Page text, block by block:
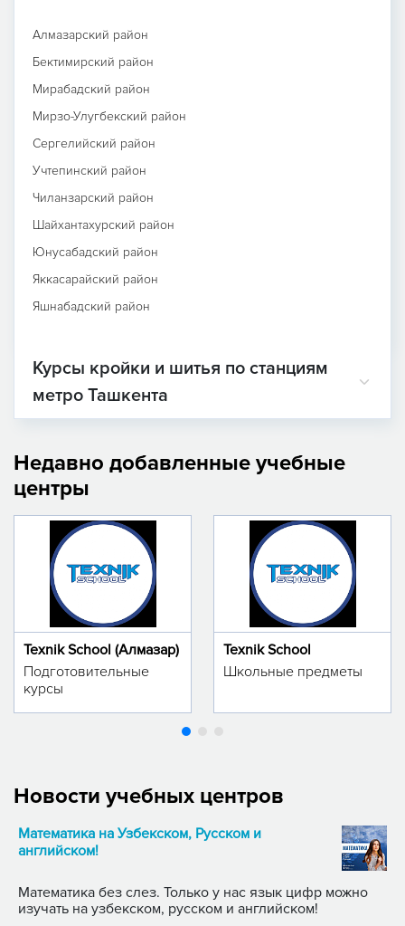
Алмазарский район
Бектимирский район
Мирабадский район
Мирзо-Улугбекский район
Сергелийский район
Учтепинский район
Чиланзарский район
Шайхантахурский район
Юнусабадский район
Яккасарайский район
Яшнабадский район
Курсы кройки и шитья по станциям
метро Ташкента
Недавно добавленные учебные
центры
Texnik School (Алмазар)
Подготовительные
курсы
Texnik School
Школьные предметы
Новости учебных центров
Математика на Узбекском, Русском и
английском!
Математика без слез. Только у нас язык цифр можно
изучать на узбекском, русском и английском!